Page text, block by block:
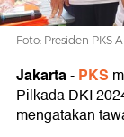
Foto: Presiden PKS
Jakarta-PKS
Pilkada DKI
mengatakan